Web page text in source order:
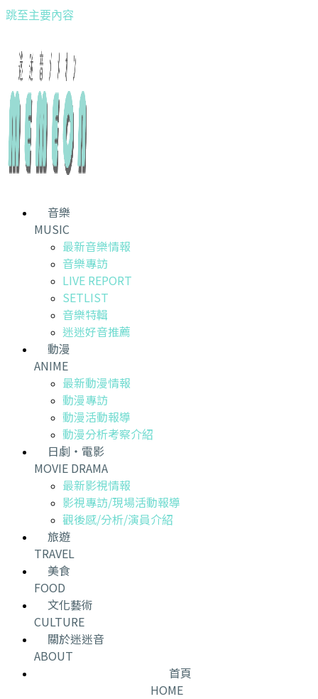
跳至主要內容
音樂
MUSIC
最新音樂情報
音樂專訪
LIVE REPORT
SETLIST
音樂特輯
迷迷好音推薦
動漫
ANIME
最新動漫情報
動漫專訪
動漫活動報導
動漫分析考察介紹
日劇・電影
MOVIE DRAMA
最新影視情報
影視專訪/現場活動報導
觀後感/分析/演員介紹
旅遊
TRAVEL
美食
FOOD
文化藝術
CULTURE
關於迷迷音
ABOUT
首頁
HOME